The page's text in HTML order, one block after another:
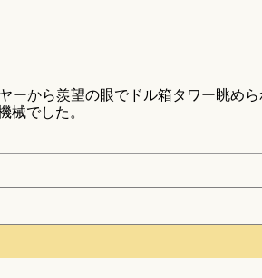
から羨望の眼でドル箱タワー眺めら
械でした。